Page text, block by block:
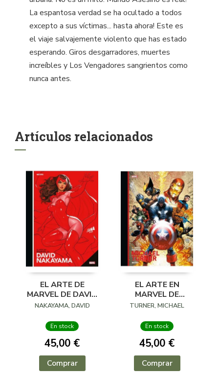
La espantosa verdad se ha ocultado a todos
excepto a sus víctimas... hasta ahora! Este es
el viaje salvajemente violento que has estado
esperando. Giros desgarradores, muertes
increíbles y Los Vengadores sangrientos como
nunca antes.
Artículos relacionados
EL ARTE DE
MARVEL DE DAVID
NAKAYAMA
NAKAYAMA, DAVID
En stock
45,00 €
Comprar
EL ARTE EN
MARVEL DE
MICHAEL TURNER
TURNER, MICHAEL
En stock
45,00 €
Comprar